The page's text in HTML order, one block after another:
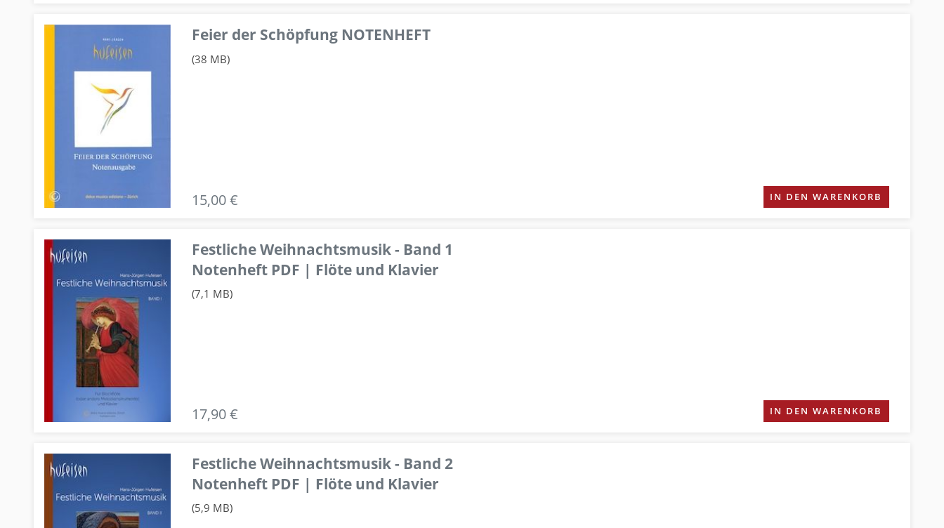
Feier der Schöpfung NOTENHEFT
(38 MB)
15,00 € IN DEN WARENKORB
Festliche Weihnachtsmusik - Band 1
Notenheft PDF | Flöte und Klavier
(7,1 MB)
17,90 € IN DEN WARENKORB
Festliche Weihnachtsmusik - Band 2
Notenheft PDF | Flöte und Klavier
(5,9 MB)